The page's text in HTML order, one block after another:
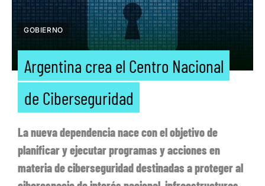
GOBIERNO
Argentina crea el Centro Nacional
de Ciberseguridad
La nueva dependencia nace con el objetivo de
planificar y ejecutar programas y acciones en
materia de ciberseguridad destinadas a proteger al